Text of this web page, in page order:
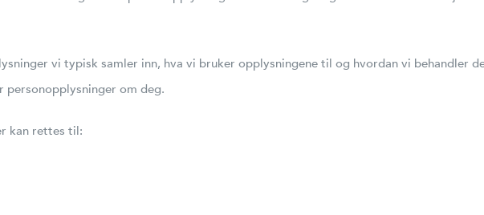
vi typisk samler inn, hva vi bruker opplysningene til og hvordan vi behandler
om deg.
kan rettes til: